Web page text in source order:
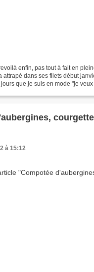
attrapé dans ses filets début
que je suis en mode "je
à 15:12